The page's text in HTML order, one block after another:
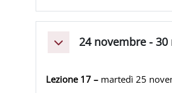
Minimizza24 novembre -
Lezione 17 – martedì 25